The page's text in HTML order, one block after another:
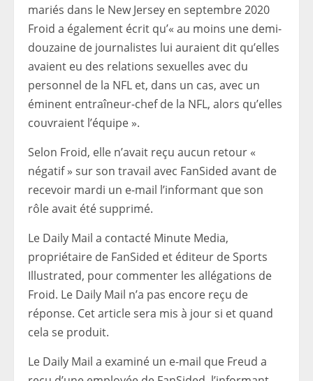
mariés dans le New Jersey en septembre 2020
Froid a également écrit qu’« au moins une demi-
douzaine de journalistes lui auraient dit qu’elles
avaient eu des relations sexuelles avec du
personnel de la NFL et, dans un cas, avec un
éminent entraîneur-chef de la NFL, alors qu’elles
couvraient l’équipe ».
Selon Froid, elle n’avait reçu aucun retour «
négatif » sur son travail avec FanSided avant de
recevoir mardi un e-mail l’informant que son
rôle avait été supprimé.
Le Daily Mail a contacté Minute Media,
propriétaire de FanSided et éditeur de Sports
Illustrated, pour commenter les allégations de
Froid. Le Daily Mail n’a pas encore reçu de
réponse. Cet article sera mis à jour si et quand
cela se produit.
Le Daily Mail a examiné un e-mail que Freud a